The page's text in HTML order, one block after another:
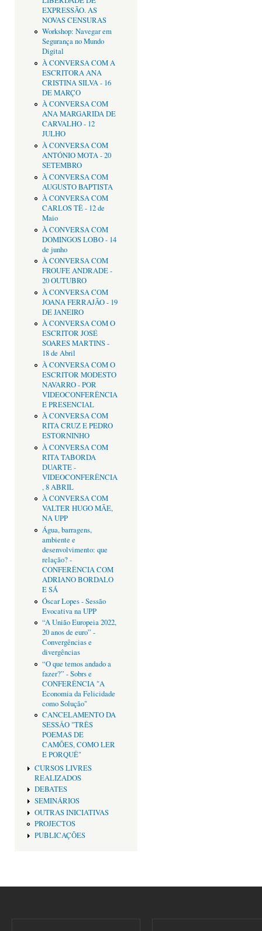
EXPRESSÃO. AS
NOVAS CENSURAS
Workshop: Navegar em
Segurança no Mundo
Digital
À CONVERSA COM A
ESCRITORA ANA
CRISTINA SILVA - 16
DE MARÇO
À CONVERSA COM
ANA MARGARIDA DE
CARVALHO - 12
JULHO
À CONVERSA COM
ANTÓNIO MOTA - 20
SETEMBRO
À CONVERSA COM
AUGUSTO BAPTISTA
À CONVERSA COM
CARLOS TÊ - 12 de
Maio
À CONVERSA COM
DOMINGOS LOBO - 14
de junho
À CONVERSA COM
FROUFE ANDRADE -
20 OUTUBRO
À CONVERSA COM
JOANA FERRAJÃO - 19
DE JANEIRO
À CONVERSA COM O
ESCRITOR JOSÉ
SOARES MARTINS -
18 de Abril
À CONVERSA COM O
ESCRITOR MODESTO
NAVARRO - POR
VIDEOCONFERÊNCIA
E PRESENCIAL
À CONVERSA COM
RITA CRUZ E PEDRO
ESTORNINHO
À CONVERSA COM
RITA TABORDA
DUARTE -
VIDEOCONFERÊNCIA
, 8 ABRIL
À CONVERSA COM
VALTER HUGO MÃE,
NA UPP
Água, barragens,
ambiente e
desenvolvimento: que
relação? -
CONFERÊNCIA COM
ADRIANO BORDALO
E SÁ
Óscar Lopes - Sessão
Evocativa na UPP
“A União Europeia 2022,
20 anos de euro” -
Convergências e
divergências
“O que temos andado a
fazer?” - Sobrs e
CONFERÊNCIA "A
Economia da Felicidade
como Solução"
CANCELAMENTO DA
SESSÂO "TRÊS
POEMAS DE
CAMÕES, COMO LER
E PORQUÊ"
CURSOS LIVRES
REALIZADOS
DEBATES
SEMINÁRIOS
OUTRAS INICIATIVAS
PROJECTOS
PUBLICAÇÕES